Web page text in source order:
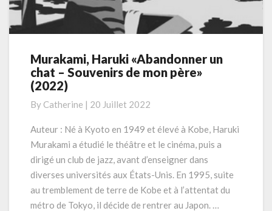
Murakami,
Haruki
«Abandonner
chat
–
de
mon
père»
(2022)
Murakami, Haruki «Abandonner un
chat – Souvenirs de mon père»
(2022)
By Catherine | 20 Juillet 2022
Auteur : Né à Kyoto en 1949 et élevé à Kobe, Haruki
Murakami a étudié le théâtre et le cinéma, puis a
dirigé un club de jazz, avant d’enseigner dans
diverses universités aux États-Unis. En 1995, suite
au tremblement de terre de Kobe et à l’attentat du
métro de Tokyo, il décide de rentrer au Japon. …